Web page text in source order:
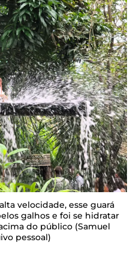
velocidade, esse guará
galhos e foi se hidratar
do público (Samuel
pessoal)